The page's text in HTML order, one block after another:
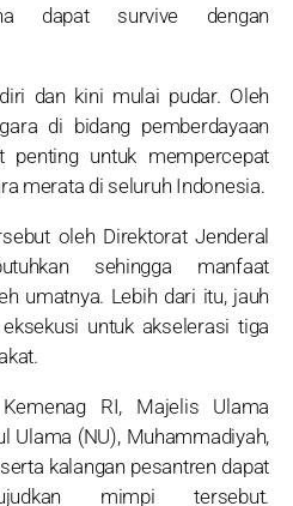
dapat survive dengan
dan kini mulai pudar. Oleh
di bidang pemberdayaan
penting untuk mempercepat
merata di seluruh Indonesia.
oleh Direktorat Jenderal
sehingga manfaat
umatnya. Lebih dari itu, jauh
untuk akselerasi tiga
RI, Majelis Ulama
Ulama (NU), Muhammadiyah,
kalangan pesantren dapat
mimpi tersebut.